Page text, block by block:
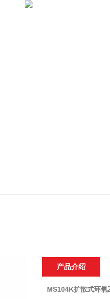
产品介绍
MS104K扩散式环氧